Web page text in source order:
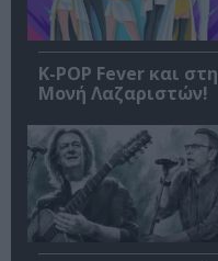
K-POP Fever και στη
Μονή Λαζαριστών!